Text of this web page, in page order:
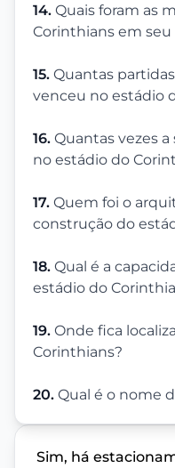
14. Quais foram as
Corinthians em seu
15. Quantas
venceu no estádio
16. Quantas vezes a
no estádio do
17. Quem foi o
construção do
18. Qual é a
estádio do
19. Onde fica
Corinthians?
20. Qual é o nome
Sim, há